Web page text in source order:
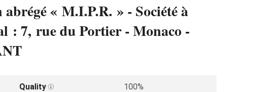
« M.I.P.R. » - Société à
: 7, rue du Portier - Monaco -
Quality
100%